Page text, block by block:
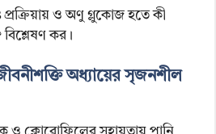
ও অণু গ্লুকোজ হতে কী
বিশ্লেষণ কর।
অধ্যায়ের সৃজনশীল